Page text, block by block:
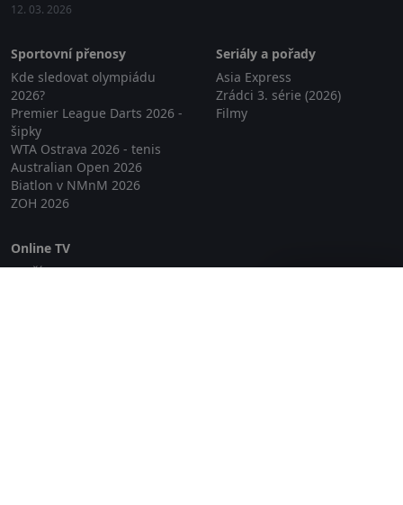
12. 03. 2026
Sportovní přenosy
Kde sledovat olympiádu
2026?
Premier League Darts 2026 -
šipky
WTA Ostrava 2026 - tenis
Australian Open 2026
Biatlon v NMnM 2026
ZOH 2026
Seriály a pořady
Asia Express
Zrádci 3. série (2026)
Filmy
Online TV
Lepší.TV